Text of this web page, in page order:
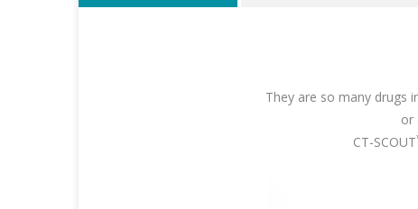
They are so many drugs
or
CT-SCOUT